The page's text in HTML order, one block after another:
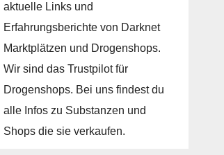
aktuelle Links und
Erfahrungsberichte von Darknet
Marktplätzen und Drogenshops.
Wir sind das Trustpilot für
Drogenshops. Bei uns findest du
alle Infos zu Substanzen und
Shops die sie verkaufen.